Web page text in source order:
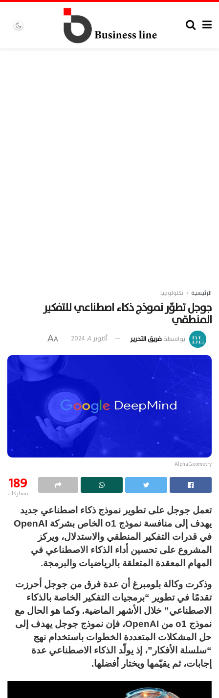
الرئيسية تكنولوجيا
جوجل تطوّر نموذج ذكاء اصطناعي للتفكير
المنطقي
بواسطةفريق التحرير أكتوبر 4, 2024 A
A
AlphaGeometry
189
مشاركات
تعمل جوجل على تطوير نموذج ذكاء اصطناعي جديد
يهدف إلى منافسة نموذج o1 الخاص بشركة OpenAI
في قدرات التفكير المنطقي والاستدلال، ويركز
المشروع على تحسين أداء الذكاء الاصطناعي في
المهام المعقدة المتعلقة بالرياضيات والبرمجة.
وذكرت وكالة بلومبرغ أن عدة فرق من جوجل أحرزت
تقدمًا في تطوير “برمجيات التفكير الخاصة بالذكاء
الاصطناعي” خلال الأشهر الماضية. وكما هو الحال مع
نموذج o1 من OpenAI، فإن نموذج جوجل يهدف إلى
حل المشكلات المتعددة الخطوات باستخدام نهج
“سلسلة الأفكار”، إذ يولّد الذكاء الاصطناعي عدة
إجابات، ثم يقيّمها ويختار أفضلها.